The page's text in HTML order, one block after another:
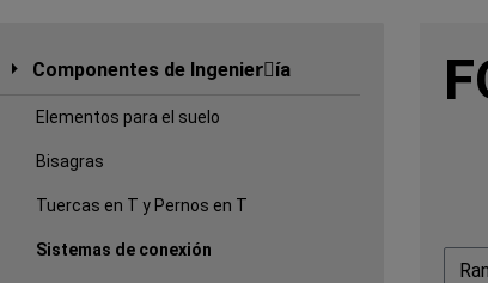
Componentes de Ingenierِía
Elementos para el suelo
Bisagras
Tuercas en T y Pernos en T
Sistemas de conexión